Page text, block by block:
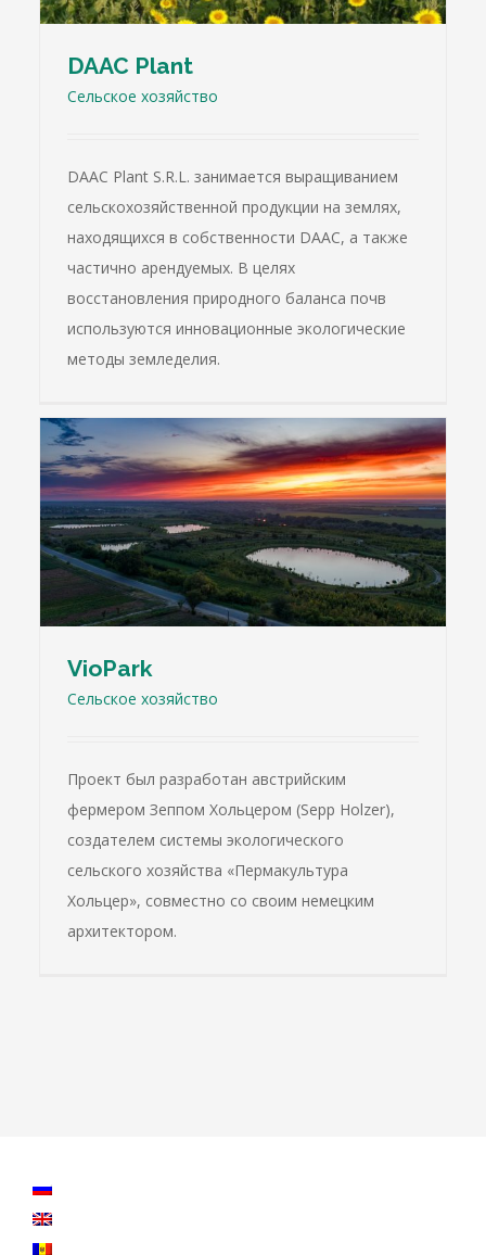
DAAC Plant
Cельское хозяйство
DAAC Plant S.R.L. занимается выращиванием
сельскохозяйственной продукции на землях,
находящихся в собственности DAAC, а также
частично арендуемых. В целях
восстановления природного баланса почв
используются инновационные экологические
методы земледелия.
VioPark
Cельское хозяйство
Проект был разработан австрийским
фермером Зеппом Хольцером (Sepp Holzer),
создателем системы экологического
сельского хозяйства «Пермакультура
Хольцер», совместно со своим немецким
архитектором.